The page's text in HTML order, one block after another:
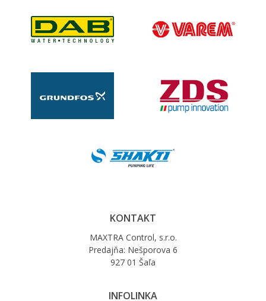
KONTAKT
MAXTRA Control, s.r.o.
Predajňa: Nešporova 6
927 01 Šaľa
INFOLINKA